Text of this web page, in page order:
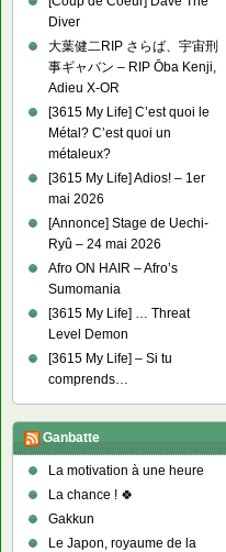
Diver
大葉健二RIP さらば、宇宙刑
事ギャバン – RIP Ōba Kenji,
Adieu X-OR
[3615 My Life] C’est quoi le
Métal? C’est quoi un
métaleux?
[3615 My Life] Adios! – 1er
mai 2026
[Annonce] Stage de Uechi-
Ryû – 24 mai 2026
Afro ON HAIR – Afro’s
Sumomania
[3615 My Life] … Threat
Level Demon
[3615 My Life] – Si tu
comprends…
Ganbatte
La motivation à une heure
La chance ! 🍀
Gakkun
Le Japon, royaume de la